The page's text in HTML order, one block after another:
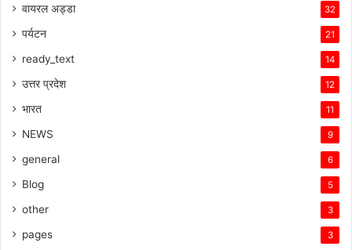
वायरल अड्डा 32
पर्यटन 21
ready_text 14
उत्तर प्रदेश 12
भारत 11
NEWS 9
general 6
Blog 5
other 3
pages 3